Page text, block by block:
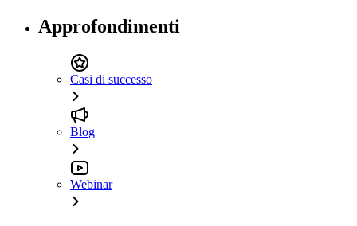
Approfondimenti
Casi di successo
Blog
Webinar